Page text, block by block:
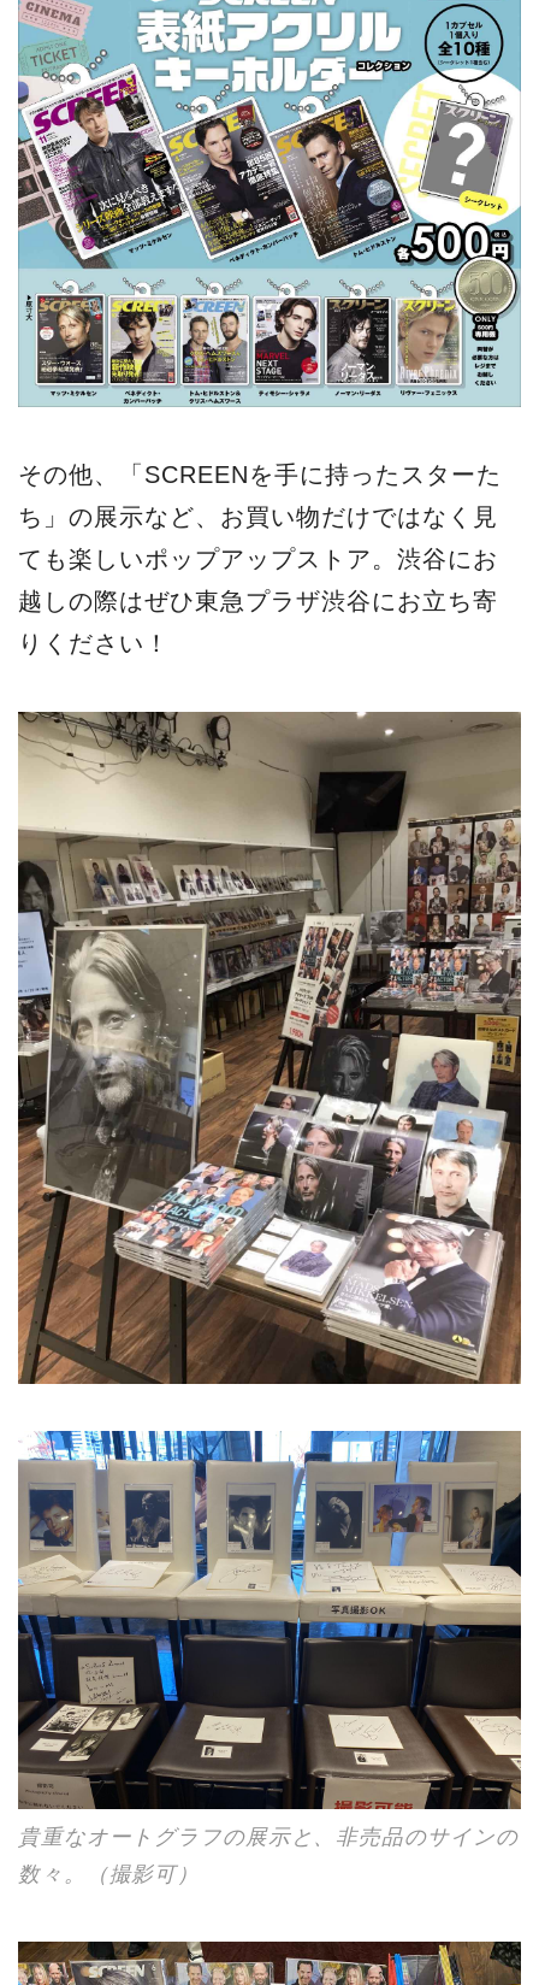
その他、「SCREENを手に持ったスターた
ち」の展示など、お買い物だけではなく見
ても楽しいポップアップストア。渋谷にお
越しの際はぜひ東急プラザ渋谷にお立ち寄
りください！
貴重なオートグラフの展示と、非売品のサインの
数々。（撮影可）